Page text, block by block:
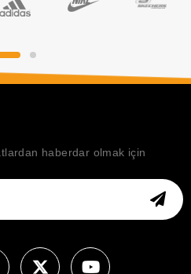
haberdar olmak için